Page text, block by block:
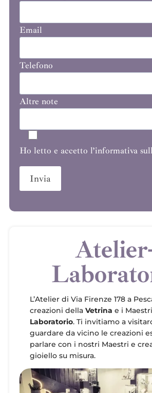
Email
Telefono
Altre note
Ho letto e accetto l’informativa
L’Atelier di Via Firenze 178 a
creazioni della Vetrina e i
Laboratorio. Ti invitiamo a
guardare da vicino le creazioni
parlare con i nostri Maestri e
gioiello su misura.